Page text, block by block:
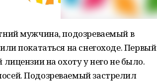
мужчина, подозреваемый в
покататься на снегоходе. Первый
на охоту у него не было.
Подозреваемый застрелил